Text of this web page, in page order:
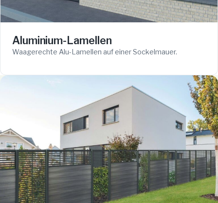
Aluminium-Lamellen
Waagerechte Alu-Lamellen auf einer Sockelmauer.